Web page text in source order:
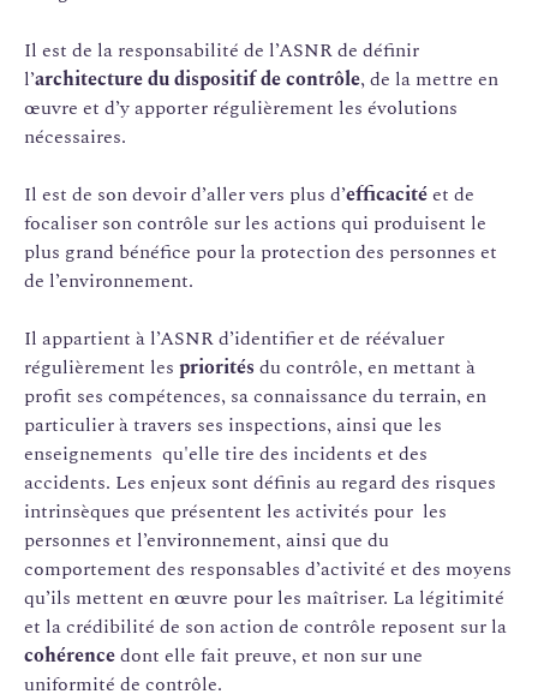
Il est de la responsabilité de l’ASNR de définir
l’architecture du dispositif de contrôle, de la mettre en
œuvre et d’y apporter régulièrement les évolutions
nécessaires.
Il est de son devoir d’aller vers plus d’efficacitéet de
focaliser son contrôle sur les actions qui produisent le
plus grand bénéfice pour la protection des personnes et
de l’environnement.
Il appartient à l’ASNR d’identifier et de réévaluer
régulièrement les priorités du contrôle, en mettant à
profit ses compétences, sa connaissance du terrain, en
particulier à travers ses inspections, ainsi que les
enseignements qu'elle tire des incidents et des
accidents. Les enjeux sont définis au regard des risques
intrinsèques que présentent les activités pour les
personnes et l’environnement, ainsi que du
comportement des responsables d’activité et des moyens
qu’ils mettent en œuvre pour les maîtriser. La légitimité
et la crédibilité de son action de contrôle reposent sur la
cohérencedont elle fait preuve, et non sur une
uniformité de contrôle.